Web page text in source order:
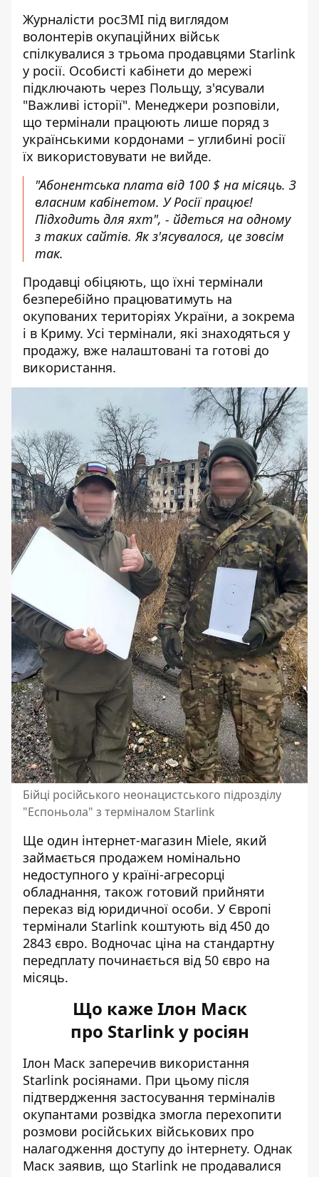
Журналісти росЗМІ під виглядом
волонтерів окупаційних військ
спілкувалися з трьома продавцями Starlink
у росії. Особисті кабінети до мережі
підключають через Польщу, з'ясували
"Важливі історії". Менеджери розповіли,
що термінали працюють лише поряд з
українськими кордонами – углибині росії
їх використовувати не вийде.
"Абонентська плата від 100 $ на місяць. З
власним кабінетом. У Росії працює!
Підходить для яхт", - йдеться на одному
з таких сайтів. Як з'ясувалося, це зовсім
так.
Продавці обіцяють, що їхні термінали
безперебійно працюватимуть на
окупованих територіях України, а зокрема
і в Криму. Усі термінали, які знаходяться у
продажу, вже налаштовані та готові до
використання.
Бійці російського неонацистського підрозділу
"Еспоньола" з терміналом Starlink
Ще один інтернет-магазин Miele, який
займається продажем номінально
недоступного у країні-агресорці
обладнання, також готовий прийняти
переказ від юридичної особи. У Європі
термінали Starlink коштують від 450 до
2843 євро. Водночас ціна на стандартну
передплату починається від 50 євро на
місяць.
Що каже Ілон Маск
про Starlink у росіян
Ілон Маск заперечив використання
Starlink росіянами. При цьому після
підтвердження застосування терміналів
окупантами розвідка змогла перехопити
розмови російських військових про
налагодження доступу до інтернету. Однак
Маск заявив, що Starlink не продавалися